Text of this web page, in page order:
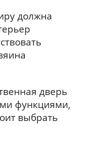
должна
дверь
функциями,
выбрать